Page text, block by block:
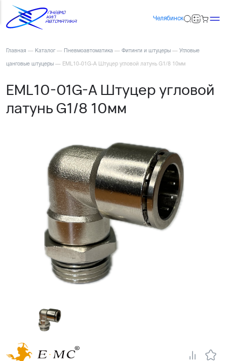
Челябинск
Главная — Каталог — Пневмоавтоматика — Фитинги и штуцеры — Угловые
цанговые штуцеры — EML10-01G-A Штуцер угловой латунь G1/8 10мм
EML10-01G-A Штуцер угловой
латунь G1/8 10мм